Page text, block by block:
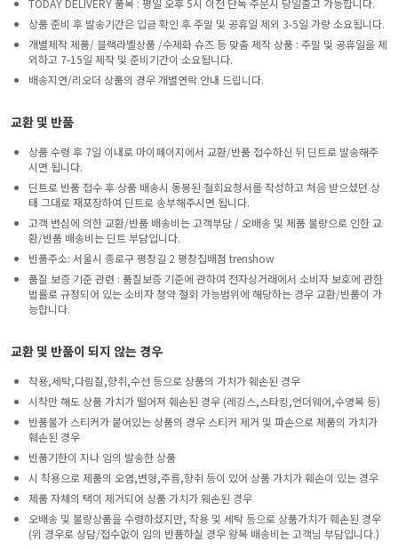
상품 준비 후 발송기간은 입금 확인 후 주말 및 공휴일 제외 3-5일 가량 소요됩니다.
개별제작 제품/ 블랙라벨상품 /수제화 슈즈 등 맞춤 제작 상품 : 주말 및 공휴일을 제
외하고 7-15일 제작 및 준비기간이 소요됩니다.
배송지연/리오더 상품의 경우 개별연락 안내 드립니다.
교환 및 반품
상품 수령 후 7일 이내로 마이페이지에서 교환/반품 접수하신 뒤 딘트로 발송해주
시면 됩니다.
딘트로 반품 접수 후 상품 배송시 동봉된 철회요청서를 작성하고 처음 받으셨던 상
태 그대로 재포장하여 딘트로 송부해주시면 됩니다.
고객 변심에 의한 교환/반품 배송비는 고객부담 / 오배송 및 제품 불량으로 인한 교
환/반품 배송비는 딘트 부담입니다.
반품주소: 서울시 종로구 평창길 2 평창집배점 trenshow
품질 보증 기준 관련 : 품질보증 기준에 관하여 전자상거래에서 소비자 보호에 관한
법률로 규정되어 있는 소비자 청약 철회 가능범위에 해당하는 경우 교환/반품이 가
능합니다.
교환 및 반품이 되지 않는 경우
착용,세탁,다림질,향취,수선 등으로 상품의 가치가 훼손된 경우
시착만 해도 상품 가치가 떨어져 훼손된 경우 (레깅스,스타킹,언더웨어,수영복 등)
반품불가 스티커가 붙어있는 상품의 경우 스티커 제거 및 파손으로 제품의 가치가
훼손된 경우
반품기한이 지나 임의 발송한 상품
시 착용으로 제품의 오염,변형,주름,향취 등이 있어 상품 가치가 훼손이 있는 경우
제품 자체의 택이 제거되어 상품 가치가 훼손된 경우
오배송 및 불량상품을 수령하셨지만, 착용 및 세탁 등으로 상품가치가 훼손된 경우
(위 경우로 상담/접수없이 임의 반품하실 경우 왕복 배송비는 고객님 부담입니다.)